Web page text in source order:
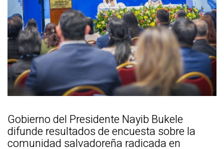
Gobierno del Presidente Nayib Bukele
difunde resultados de encuesta sobre la
comunidad salvadoreña radicada en